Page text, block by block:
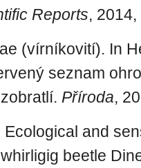
Reports,
(vírníkovití). In
seznam
. Příroda,
Ecological and
beetle